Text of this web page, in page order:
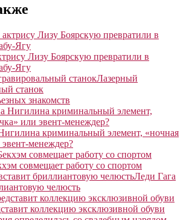
Лизу Боярскую превратили в
Ягу
Лазерный
станок
знакомств
криминальный элемент, «ночная
менеждер?
совмещает работу со спортом
Леди Гага
челюсть
коллекцию эксклюзивной обуви